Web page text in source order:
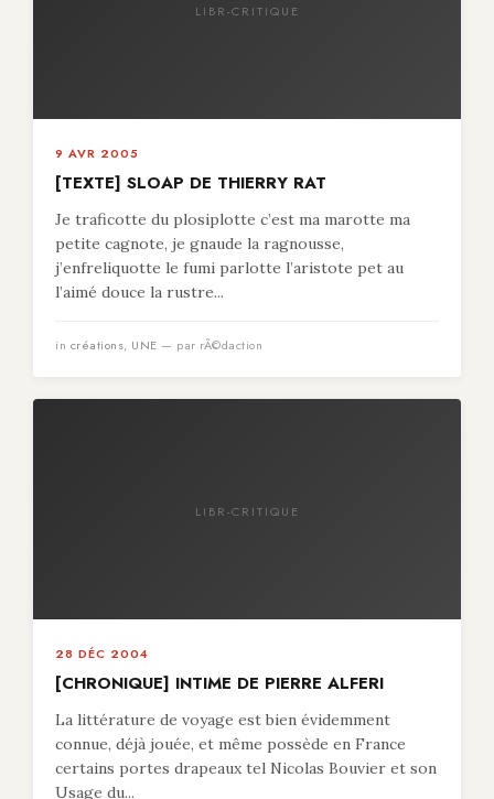
LIBR-CRITIQUE
9 AVR 2005
[TEXTE] SLOAP DE THIERRY RAT
Je traficotte du plosiplotte c’est ma marotte ma
petite cagnote, je gnaude la ragnousse,
j’enfreliquotte le fumi parlotte l’aristote pet au
l’aimé douce la rustre...
in créations, UNE — par rÃ©daction
LIBR-CRITIQUE
28 DÉC 2004
[CHRONIQUE] INTIME DE PIERRE ALFERI
La littérature de voyage est bien évidemment
connue, déjà jouée, et même possède en France
certains portes drapeaux tel Nicolas Bouvier et son
Usage du...